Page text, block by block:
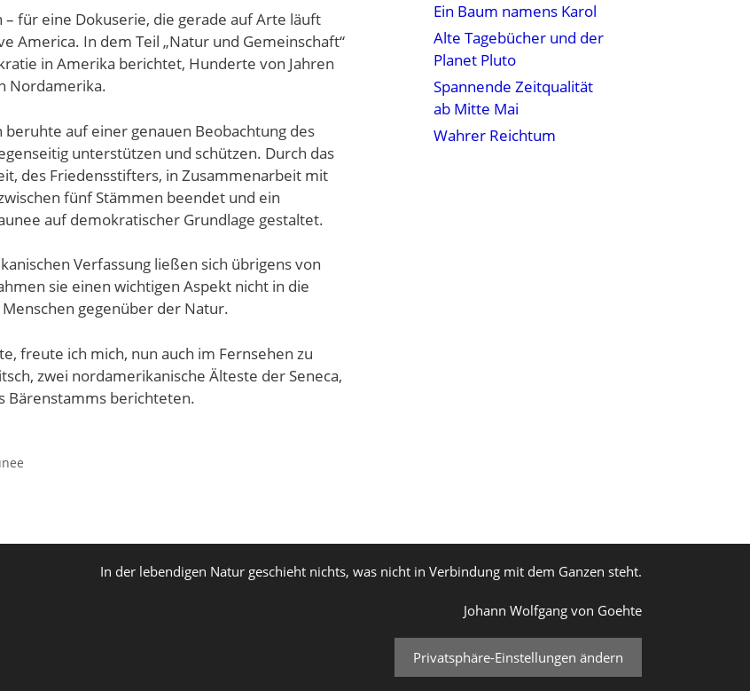
für eine Dokuserie, die gerade auf Arte läuft
America. In dem Teil „Natur und Gemeinschaft“
in Amerika berichtet, Hunderte von Jahren
Nordamerika.
auf einer genauen Beobachtung des
unterstützen und schützen. Durch das
des Friedensstifters, in Zusammenarbeit mit
fünf Stämmen beendet und ein
auf demokratischer Grundlage gestaltet.
Verfassung ließen sich übrigens von
sie einen wichtigen Aspekt nicht in die
gegenüber der Natur.
freute ich mich, nun auch im Fernsehen zu
zwei nordamerikanische Älteste der Seneca,
Bärenstamms berichteten.
Ein Baum namens Karol
Alte Tagebücher und der
Planet Pluto
Spannende Zeitqualität
ab Mitte Mai
Wahrer Reichtum
In der lebendigen Natur geschieht nichts, was nicht in Verbindung mit dem Ganzen steht.
Johann Wolfgang von Goehte
Privatsphäre-Einstellungen ändern